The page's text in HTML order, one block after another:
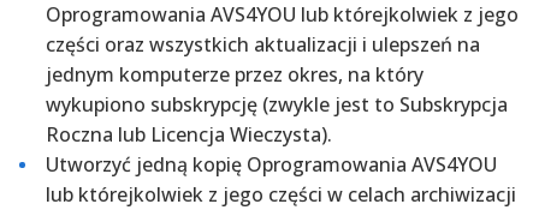
Oprogramowania AVS4YOU lub którejkolwiek z jego
części oraz wszystkich aktualizacji i ulepszeń na
jednym komputerze przez okres, na który
wykupiono subskrypcję (zwykle jest to Subskrypcja
Roczna lub Licencja Wieczysta).
Utworzyć jedną kopię Oprogramowania AVS4YOU
lub którejkolwiek z jego części w celach archiwizacji